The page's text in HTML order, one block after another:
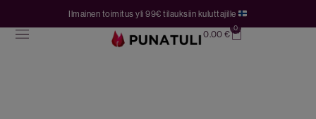
Ilmainen toimitus yli 99€ tilauksiin kuluttajille
0.00€
0